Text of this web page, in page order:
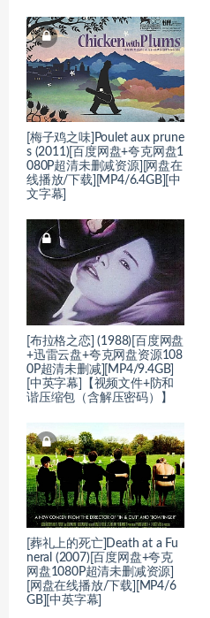
[梅子鸡之味]Poulet aux prune
s (2011)[百度网盘+夸克网盘1
080P超清未删减资源][网盘在
线播放/下载][MP4/6.4GB][中
文字幕]
[布拉格之恋] (1988)[百度网盘
+迅雷云盘+夸克网盘资源108
0P超清未删减][MP4/9.4GB]
[中英字幕]【视频文件+防和
谐压缩包（含解压密码）】
[葬礼上的死亡]Death at a Fu
neral (2007)[百度网盘+夸克
网盘1080P超清未删减资源]
[网盘在线播放/下载][MP4/6
GB][中英字幕]